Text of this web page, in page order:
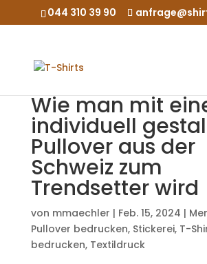
044 310 39 90
Wie man mit
individuell
Pullover aus der
Schweiz zum
Trendsetter wird
von mmaechler | Feb. 15, 2024 |
Pullover bedrucken, Stickerei, T-
bedrucken, Textildruck